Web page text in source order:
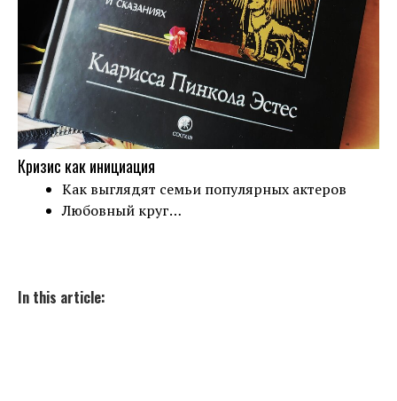
Кризис как инициация
Как выглядят семьи популярных актеров
Любовный круг…
In this article: